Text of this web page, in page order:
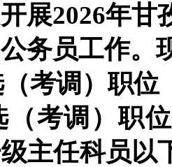
展2026年甘
务员工作。
考调）职位
（考调）职
主任科员以